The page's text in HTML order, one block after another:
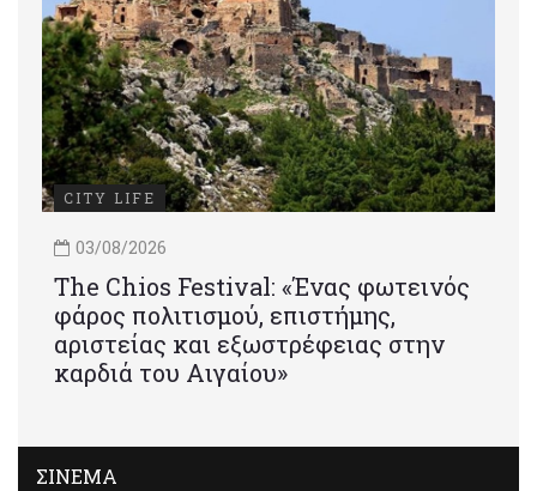
CITY LIFE
03/08/2026
Τhe Chios Festival: «Ένας φωτεινός
φάρος πολιτισμού, επιστήμης,
αριστείας και εξωστρέφειας στην
καρδιά του Αιγαίου»
ΣΙΝΕΜΑ